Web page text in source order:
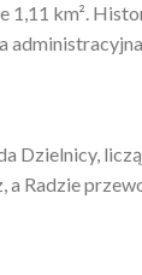
km².
Dzielnicy,
Radzie